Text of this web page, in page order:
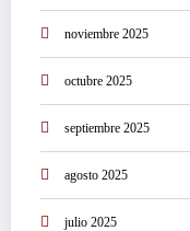
noviembre 2025
octubre 2025
septiembre 2025
agosto 2025
julio 2025